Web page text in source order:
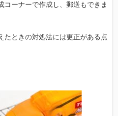
コーナーで作成し、郵送もできま
たときの対処法には更正がある点